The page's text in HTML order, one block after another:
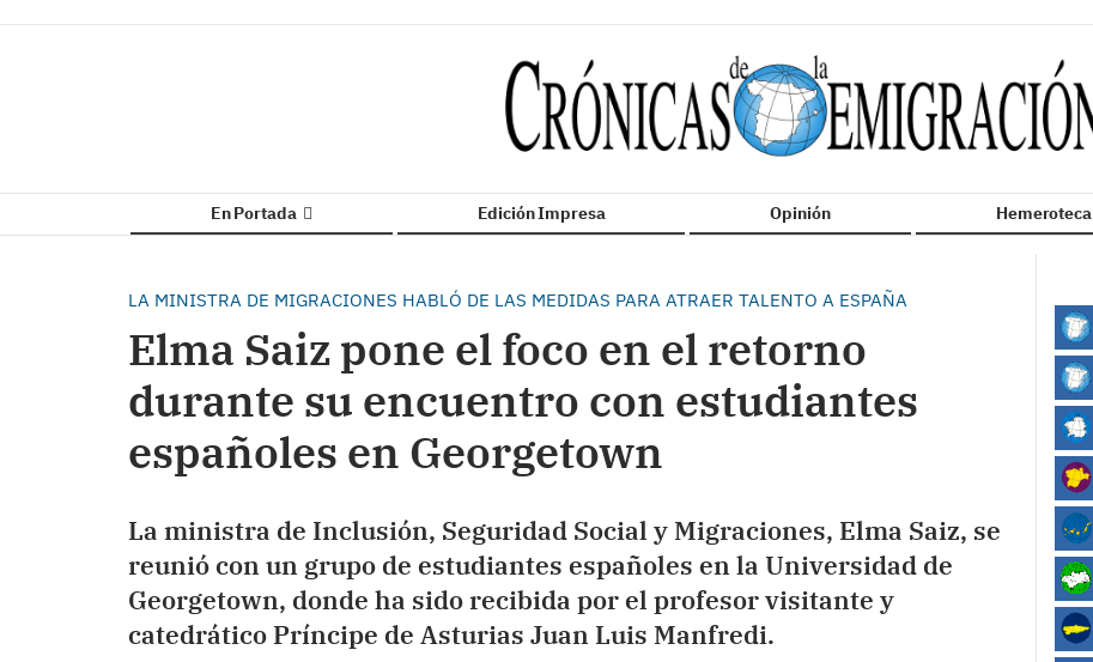
En Portada Edición Impresa Opinión Hemeroteca
LA MINISTRA DE MIGRACIONES HABLÓ DE LAS MEDIDAS PARA ATRAER TALENTO A ESPAÑA
Elma Saiz pone el foco en el retorno
durante su encuentro con estudiantes
españoles en Georgetown
La ministra de Inclusión, Seguridad Social y Migraciones, Elma Saiz, se
reunió con un grupo de estudiantes españoles en la Universidad de
Georgetown, donde ha sido recibida por el profesor visitante y
catedrático Príncipe de Asturias Juan Luis Manfredi.